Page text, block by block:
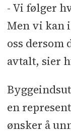
- Vi følger
Men vi kan
oss dersom
avtalt, sier
en
ønsker å